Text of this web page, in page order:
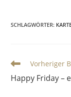
SCHLAGWÖRTER:
Vorheriger
Happy Friday –